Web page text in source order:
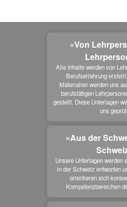
«Von
Alle Inhalte werden von
Berufserfahrung
Materialien werden uns
berufstätigen
gestellt. Diese Unterlagen
uns
«Aus der
Unsere Unterlagen werden
in der Schweiz entworfen
orientieren sich
Kompetenzbereichen